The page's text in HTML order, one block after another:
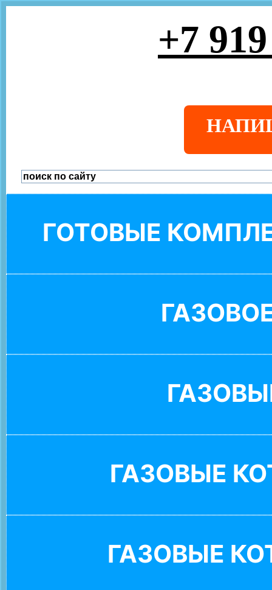
+7
ГОТОВЫЕ
ГАЗОВЫЕ
ГАЗОВЫЕ